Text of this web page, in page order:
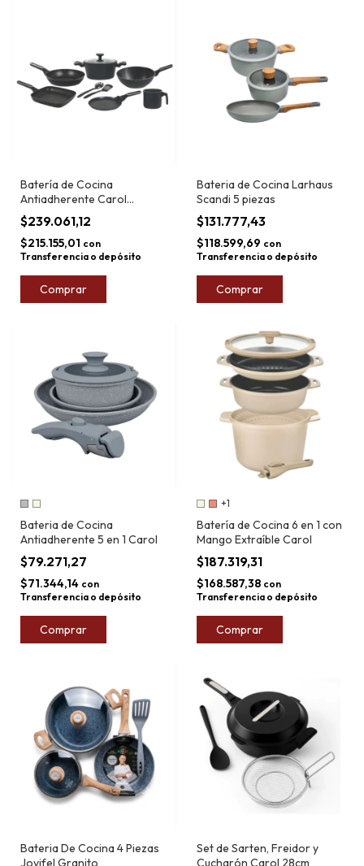
Batería de Cocina
Antiadherente Carol
Granito 9pz
$239.061,12
$215.155,01 con
Transferencia o depósito
Comprar
Bateria de Cocina Larhaus
Scandi 5 piezas
$131.777,43
$118.599,69 con
Transferencia o depósito
Comprar
Bateria de Cocina
Antiadherente 5 en 1 Carol
$79.271,27
$71.344,14 con
Transferencia o depósito
Comprar
+1
Batería de Cocina 6 en 1 con
Mango Extraíble Carol
$187.319,31
$168.587,38 con
Transferencia o depósito
Comprar
Bateria De Cocina 4 Piezas
Jovifel Granito
Set de Sarten, Freidor y
Cucharón Carol 28cm